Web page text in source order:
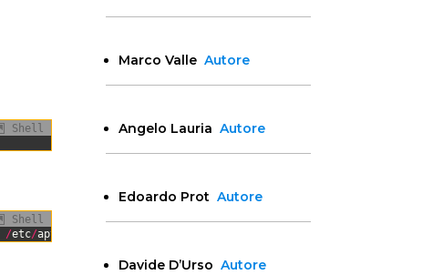
Shell
Shell
/etc/apt
Marco ValleAutore
Angelo LauriaAutore
Edoardo ProtAutore
Davide D’UrsoAutore